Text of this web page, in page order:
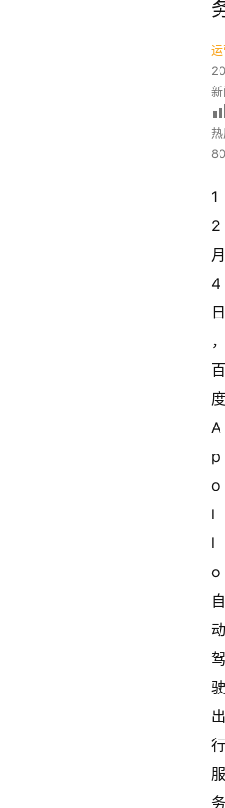
1
2
4
A
p
o
l
l
o